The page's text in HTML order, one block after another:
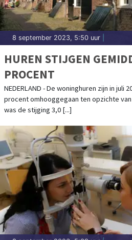
8 september 2023, 5:50 uur
HUREN STIJGEN
PROCENT
NEDERLAND - De woninghuren zijn in juli
procent omhooggegaan ten opzichte
was de stijging 3,0 [...]